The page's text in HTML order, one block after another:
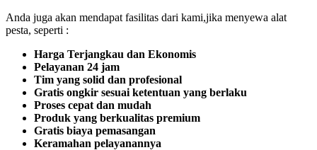
Anda juga akan mendapat fasilitas dari kami,jika menyewa alat
pesta, seperti :
Harga Terjangkau dan Ekonomis
Pelayanan 24 jam
Tim yang solid dan profesional
Gratis ongkir sesuai ketentuan yang berlaku
Proses cepat dan mudah
Produk yang berkualitas premium
Gratis biaya pemasangan
Keramahan pelayanannya